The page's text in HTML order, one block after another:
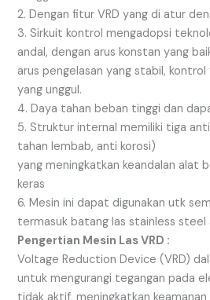
2. Dengan fitur VRD yang di atur
3. Sirkuit kontrol mengadopsi
andal, dengan arus konstan yang
arus pengelasan yang stabil, kontrol
yang unggul.
4. Daya tahan beban tinggi dan
5. Struktur internal memiliki tiga
tahan lembab, anti korosi)
yang meningkatkan keandalan alat
keras
6. Mesin ini dapat digunakan utk
termasuk batang las stainless
Pengertian Mesin Las VRD :
Voltage Reduction Device (VRD)
untuk mengurangi tegangan pada
tidak aktif, meningkatkan